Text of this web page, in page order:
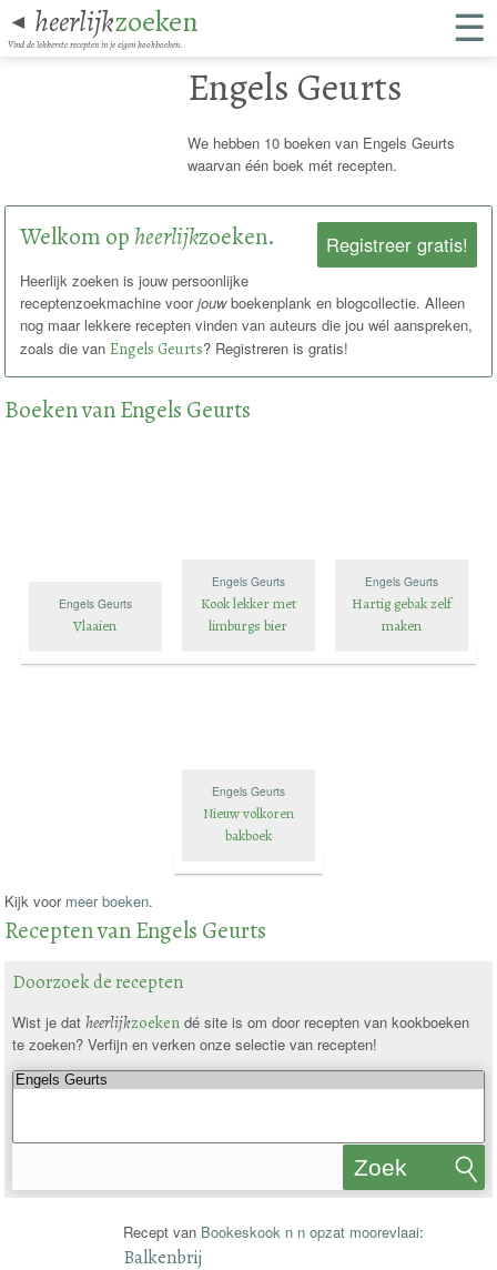
◄ heerlijkzoeken
Vind de lekkerste recepten in je eigen kookboeken. ☰
Engels Geurts
We hebben 10 boeken van Engels Geurts
waarvan één boek mét recepten.
Registreer gratis!
Welkom op heerlijkzoeken.
Heerlijk zoeken is jouw persoonlijke
receptenzoekmachine voorjouwboekenplank en blogcollectie. Alleen
nog maar lekkere recepten vinden van auteurs die jou wél aanspreken,
zoals die van Engels Geurts? Registreren is gratis!
Boeken van Engels Geurts
Engels Geurts
Vlaaien
Engels Geurts
Kook lekker met
limburgs bier
Engels Geurts
Hartig gebak zelf
maken
Engels Geurts
Nieuw volkoren
bakboek
Kijk voor meer boeken.
Recepten van Engels Geurts
Doorzoek de recepten
Wist je dat heerlijkzoekendé site is om door recepten van kookboeken
te zoeken? Verfijn en verken onze selectie van recepten!
Zoek
Recept van Bookeskook n n opzat moorevlaai:
Balkenbrij